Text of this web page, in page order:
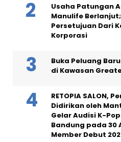
Usaha Patungan
Manulife
Persetujuan Dari
Korporasi
Buka Peluang
di Kawasan
RETOPIA SALON,
Didirikan oleh
Gelar Audisi K-
Bandung pada 30
Member Debut